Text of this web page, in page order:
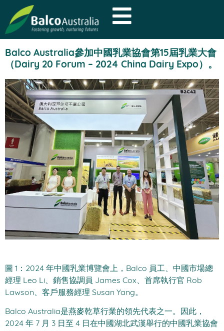
Balco Australia參加中國乳業協會第15屆乳業大會
（Dairy 20 Forum – 2024 China Dairy Expo）。
圖 1：2024 年中國乳業博覽會上，Balco 員工、中國市場總
經理 Leo Li、銷售協調員 James Cox、首席執行官 Rob
Lawson、客戶服務經理 Susan Yang。
Balco Australia是燕麥乾草行業的領先代表之一。因此，
2024 年 7 月 3 日至 4 日在中國湖北武漢舉行的中國乳業協會